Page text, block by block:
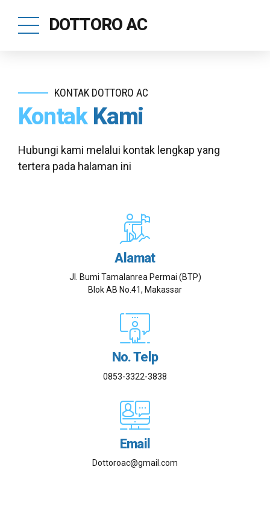
DOTTORO AC
KONTAK DOTTORO AC
Kontak Kami
Hubungi kami melalui kontak lengkap yang
tertera pada halaman ini
Alamat
Jl. Bumi Tamalanrea Permai (BTP)
Blok AB No.41, Makassar
No. Telp
0853-3322-3838
Email
Dottoroac@gmail.com